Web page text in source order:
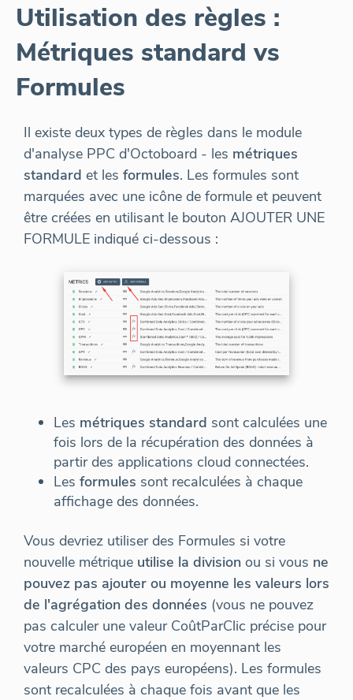
Utilisation des règles :
Métriques standard vs
Formules
Il existe deux types de règles dans le module
d'analyse PPC d'Octoboard - les métriques
standard et les formules. Les formules sont
marquées avec une icône de formule et peuvent
être créées en utilisant le bouton AJOUTER UNE
FORMULE indiqué ci-dessous :
Les métriques standard sont calculées une
fois lors de la récupération des données à
partir des applications cloud connectées.
Les formules sont recalculées à chaque
affichage des données.
Vous devriez utiliser des Formules si votre
nouvelle métrique utilise la division ou si vous ne
pouvez pas ajouter ou moyenne les valeurs lors
de l'agrégation des données (vous ne pouvez
pas calculer une valeur CoûtParClic précise pour
votre marché européen en moyennant les
valeurs CPC des pays européens). Les formules
sont recalculées à chaque fois avant que les